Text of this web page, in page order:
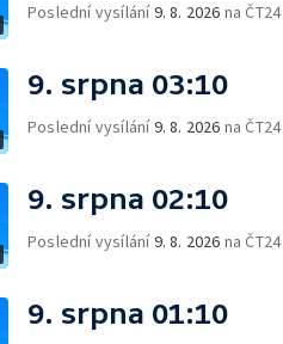
Poslední vysílání9. 8. 2026 na ČT24
9. srpna 03:10
Poslední vysílání9. 8. 2026 na ČT24
9. srpna 02:10
Poslední vysílání9. 8. 2026 na ČT24
9. srpna 01:10